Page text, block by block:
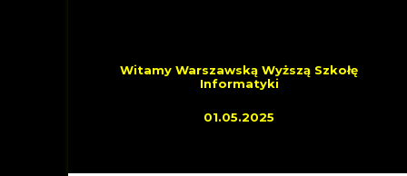
Witamy Warszawską Wyższą Szkołę
Informatyki
01.05.2025